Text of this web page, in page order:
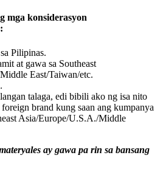
mga konsiderasyon
:
Pilipinas.
at gawa sa Southeast
East/Taiwan/etc.
talaga, edi bibili ako ng isa nito
brand kung saan ang kumpanya
Asia/Europe/U.S.A./Middle
ay gawa pa rin sa bansang